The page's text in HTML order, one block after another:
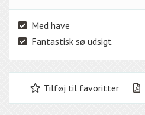
Med have
Fantastisk sø udsigt
Tilføj til favoritter